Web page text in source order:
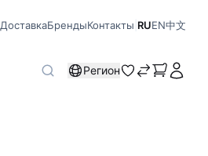
ДоставкаБрендыКонтакты RUEN中文
Регион